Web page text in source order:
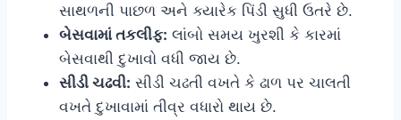
સાથળની પાછળ અને ક્યારેક પિંડી સુધી ઉતરે છે.
બેસવામાં તકલીફ: લાંબો સમય ખુરશી કે કારમાં
બેસવાથી દુખાવો વધી જાય છે.
સીડી ચઢવી: સીડી ચઢતી વખતે કે ઢાળ પર ચાલતી
વખતે દુખાવામાં તીવ્ર વધારો થાય છે.